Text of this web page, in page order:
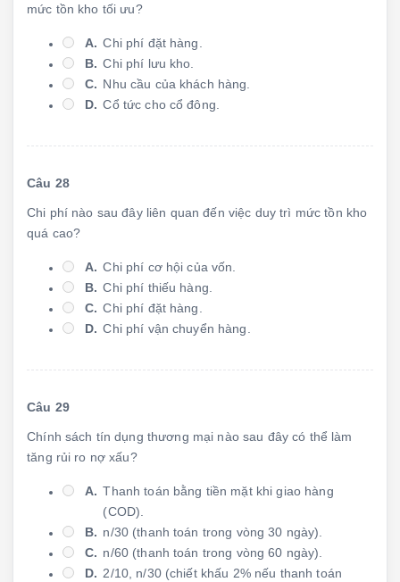
mức tồn kho tối ưu?
A. Chi phí đặt hàng.
B. Chi phí lưu kho.
C. Nhu cầu của khách hàng.
D. Cổ tức cho cổ đông.
Câu 28
Chi phí nào sau đây liên quan đến việc duy trì mức tồn kho
quá cao?
A. Chi phí cơ hội của vốn.
B. Chi phí thiếu hàng.
C. Chi phí đặt hàng.
D. Chi phí vận chuyển hàng.
Câu 29
Chính sách tín dụng thương mại nào sau đây có thể làm
tăng rủi ro nợ xấu?
A. Thanh toán bằng tiền mặt khi giao hàng
(COD).
B. n/30 (thanh toán trong vòng 30 ngày).
C. n/60 (thanh toán trong vòng 60 ngày).
D. 2/10, n/30 (chiết khấu 2% nếu thanh toán